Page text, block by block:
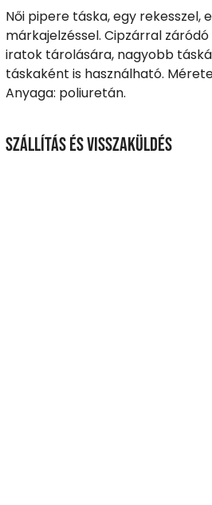
Női pipere táska, egy rekesszel,
márkajelzéssel. Cipzárral
iratok tárolására, nagyobb
táskaként is használható.
Anyaga: poliuretán.
Szállítás és visszaküldés